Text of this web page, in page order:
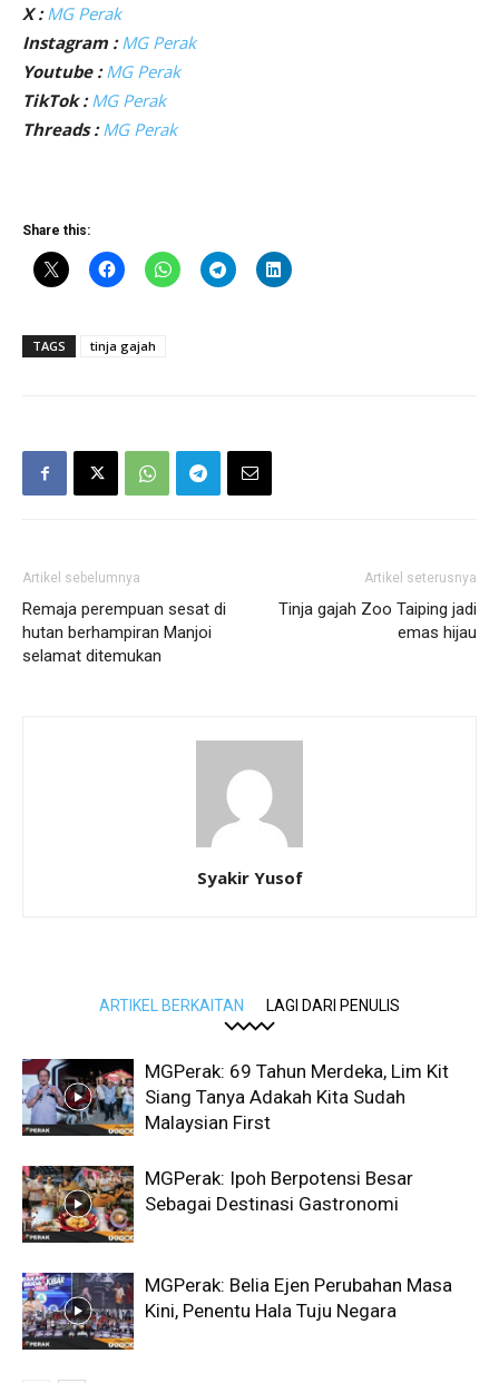
X : MG Perak
Instagram : MG Perak
Youtube : MG Perak
TikTok : MG Perak
Threads : MG Perak
Share this:
TAGS tinja gajah
Artikel sebelumnya
Remaja perempuan sesat di
hutan berhampiran Manjoi
selamat ditemukan
Artikel seterusnya
Tinja gajah Zoo Taiping jadi
emas hijau
Syakir Yusof
ARTIKEL BERKAITAN LAGI DARI PENULIS
MGPerak: 69 Tahun Merdeka, Lim Kit
Siang Tanya Adakah Kita Sudah
Malaysian First
MGPerak: Ipoh Berpotensi Besar
Sebagai Destinasi Gastronomi
MGPerak: Belia Ejen Perubahan Masa
Kini, Penentu Hala Tuju Negara